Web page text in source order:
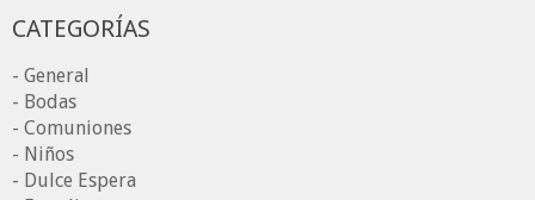
CATEGORÍAS
- General
- Bodas
- Comuniones
- Niños
- Dulce Espera